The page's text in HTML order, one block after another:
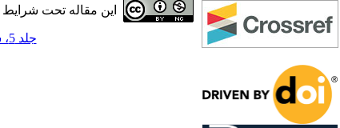
این مقاله تحت شرایط
جلد 5، شماره 2 - ( 12-1390 )